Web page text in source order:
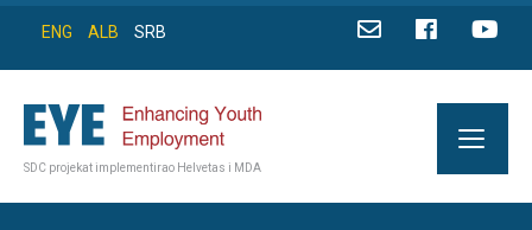
ENG ALB SRB
SDC projekat implementirao Helvetas i MDA